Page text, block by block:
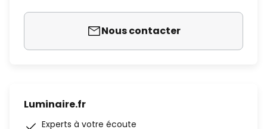
Nous contacter
Luminaire.fr
Experts à votre écoute